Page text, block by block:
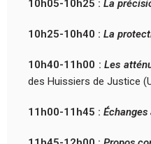
10h05-10h25 : La
10h25-10h40 : La
10h40-11h00 : Les
des Huissiers de Justice
11h00-11h45 :